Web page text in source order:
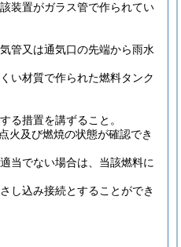
装置がガラス管で作られてい
管又は通気口の先端から雨水
い材質で作られた燃料タンク
る措置を講ずること。
火及び燃焼の状態が確認でき
当でない場合は、当該燃料に
し込み接続とすることができ